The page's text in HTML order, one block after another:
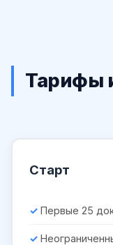
Тарифы
Старт
Первые 25